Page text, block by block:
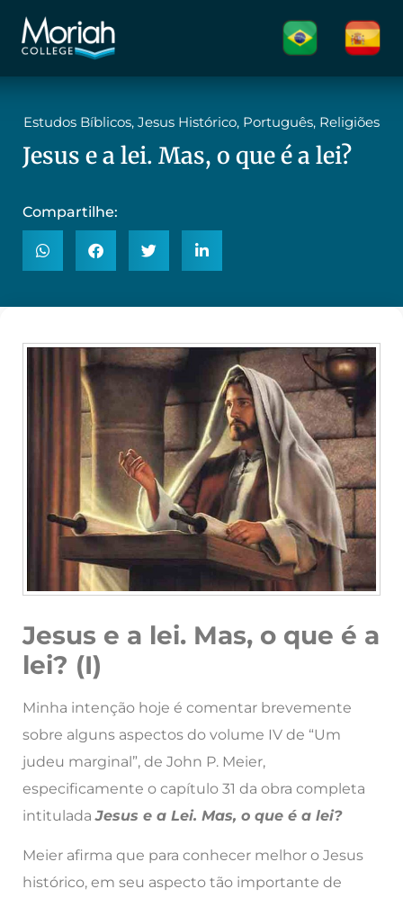
Estudos Bíblicos, Jesus Histórico, Português, Religiões
Jesus e a lei. Mas, o que é a lei?
Compartilhe:
Jesus e a lei. Mas, o que é a
lei? (I)
Minha intenção hoje é comentar brevemente
sobre alguns aspectos do volume IV de “Um
judeu marginal”, de John P. Meier,
especificamente o capítulo 31 da obra completa
intituladaJesus e a Lei. Mas, o que é a lei?
Meier afirma que para conhecer melhor o Jesus
histórico, em seu aspecto tão importante de